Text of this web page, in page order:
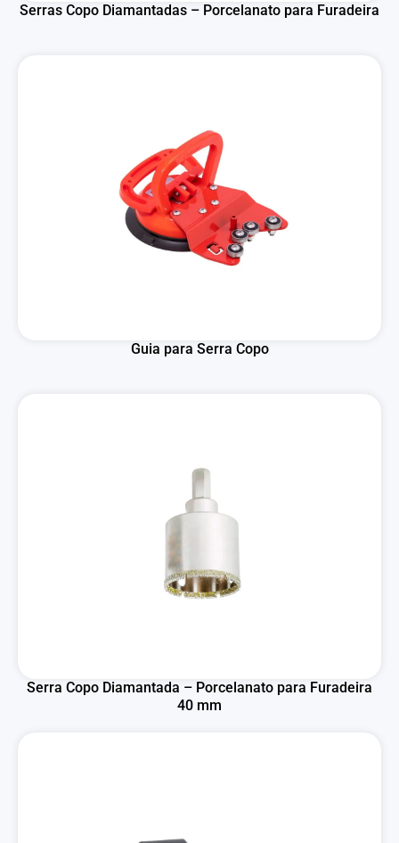
Serras Copo Diamantadas – Porcelanato para Furadeira
Guia para Serra Copo
Serra Copo Diamantada – Porcelanato para Furadeira
40 mm